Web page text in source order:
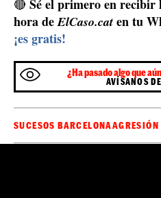
🔴 Sé el primero en recibir
hora deElCaso.cat en tu
¡es gratis!
¿Ha pasado algo que
AVÍSANOS
SUCESOS BARCELONAAGRESIÓN